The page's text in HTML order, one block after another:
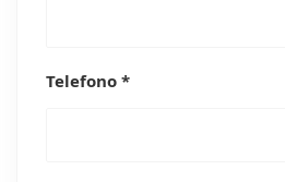
Telefono *